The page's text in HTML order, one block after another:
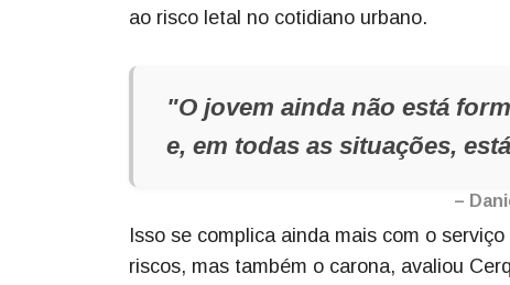
ao risco letal no cotidiano urbano.
"O jovem ainda não está
e, em todas as situações,
–
Isso se complica ainda mais com o
riscos, mas também o carona, avaliou